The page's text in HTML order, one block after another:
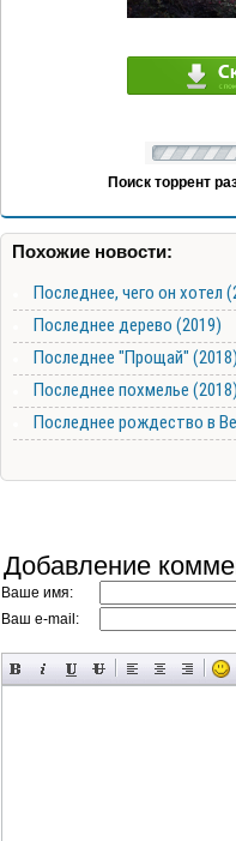
Поиск торрент
Похожие новости:
Последнее, чего он хотел
Последнее дерево (2019)
Последнее "Прощай" (2018)
Последнее похмелье (2018)
Последнее рождество в
Добавление
Ваше имя:
Ваш e-mail: